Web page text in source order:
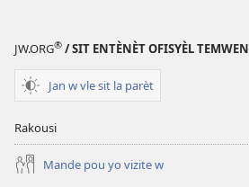
JW.ORG® / SIT ENTÈNÈT OFISYÈL
Jan w vle sit la parèt
Rakousi
Mande pou yo vizite w